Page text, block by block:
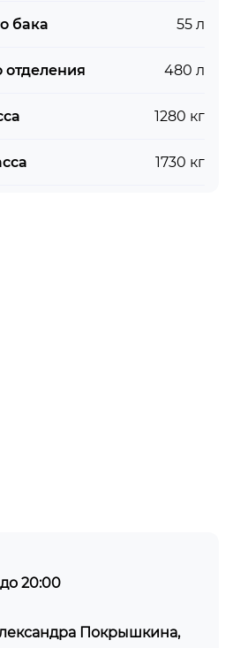
бака 55 л
480 л
1280 кг
1730 кг
20:00
Покрышкина,